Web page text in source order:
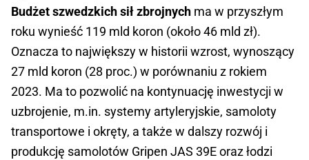
Budżet szwedzkich sił zbrojnych ma w przyszłym
roku wynieść 119 mld koron (około 46 mld zł).
Oznacza to największy w historii wzrost, wynoszący
27 mld koron (28 proc.) w porównaniu z rokiem
2023. Ma to pozwolić na kontynuację inwestycji w
uzbrojenie, m.in. systemy artyleryjskie, samoloty
transportowe i okręty, a także w dalszy rozwój i
produkcję samolotów Gripen JAS 39E oraz łodzi